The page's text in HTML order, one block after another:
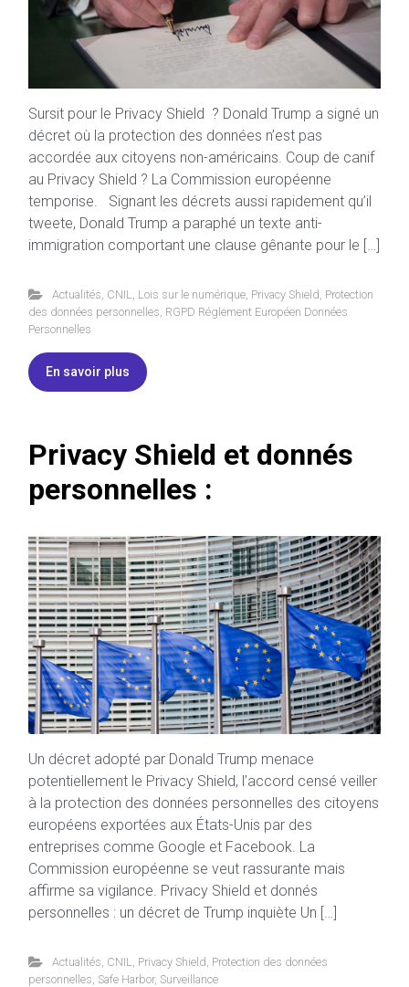
Sursit pour le Privacy Shield ? Donald Trump a signé un
décret où la protection des données n’est pas
accordée aux citoyens non-américains. Coup de canif
au Privacy Shield ? La Commission européenne
temporise. Signant les décrets aussi rapidement qu’il
tweete, Donald Trump a paraphé un texte anti-
immigration comportant une clause gênante pour le […]
Actualités CNIL Lois sur le numérique, Privacy Shield Protection
des données personnelles RGPD Réglement Européen Données
Personnelles
En savoir plus
Privacy Shield et donnés
personnelles :
Un décret adopté par Donald Trump menace
potentiellement le Privacy Shield, l’accord censé veiller
à la protection des données personnelles des citoyens
européens exportées aux États-Unis par des
entreprises comme Google et Facebook. La
Commission européenne se veut rassurante mais
affirme sa vigilance. Privacy Shield et donnés
personnelles : un décret de Trump inquiète Un […]
Actualités CNIL Privacy Shield Protection des données
personnelles Safe Harbor, Surveillance